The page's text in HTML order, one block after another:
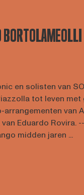
BORTOLAMEOLLI
en solisten van
tot leven
van
Eduardo Rovira.
midden jaren ...